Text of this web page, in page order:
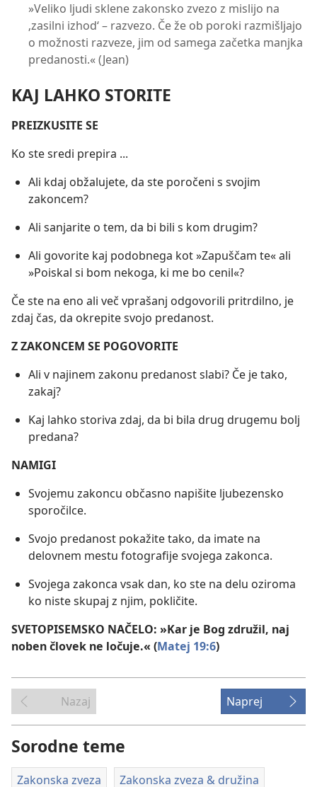
»Veliko ljudi sklene zakonsko zvezo z mislijo na
‚zasilni izhod‘ – razvezo. Če že ob poroki razmišljajo
o možnosti razveze, jim od samega začetka manjka
predanosti.« (Jean)
KAJ LAHKO STORITE
PREIZKUSITE SE
Ko ste sredi prepira ...
Ali kdaj obžalujete, da ste poročeni s svojim
zakoncem?
Ali sanjarite o tem, da bi bili s kom drugim?
Ali govorite kaj podobnega kot »Zapuščam te« ali
»Poiskal si bom nekoga, ki me bo cenil«?
Če ste na eno ali več vprašanj odgovorili pritrdilno, je
zdaj čas, da okrepite svojo predanost.
Z ZAKONCEM SE POGOVORITE
Ali v najinem zakonu predanost slabi? Če je tako,
zakaj?
Kaj lahko storiva zdaj, da bi bila drug drugemu bolj
predana?
NAMIGI
Svojemu zakoncu občasno napišite ljubezensko
sporočilce.
Svojo predanost pokažite tako, da imate na
delovnem mestu fotografije svojega zakonca.
Svojega zakonca vsak dan, ko ste na delu oziroma
ko niste skupaj z njim, pokličite.
SVETOPISEMSKO NAČELO: »Kar je Bog združil, naj
noben človek ne ločuje.« (Matej 19:6)
Nazaj Naprej
Sorodne teme
Zakonska zveza Zakonska zveza & družina